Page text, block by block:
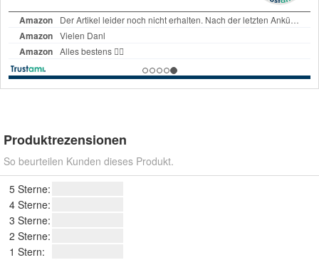
Produktrezensionen
So beurteilen Kunden dieses Produkt.
5 Sterne:
4 Sterne:
3 Sterne:
2 Sterne:
1 Stern: